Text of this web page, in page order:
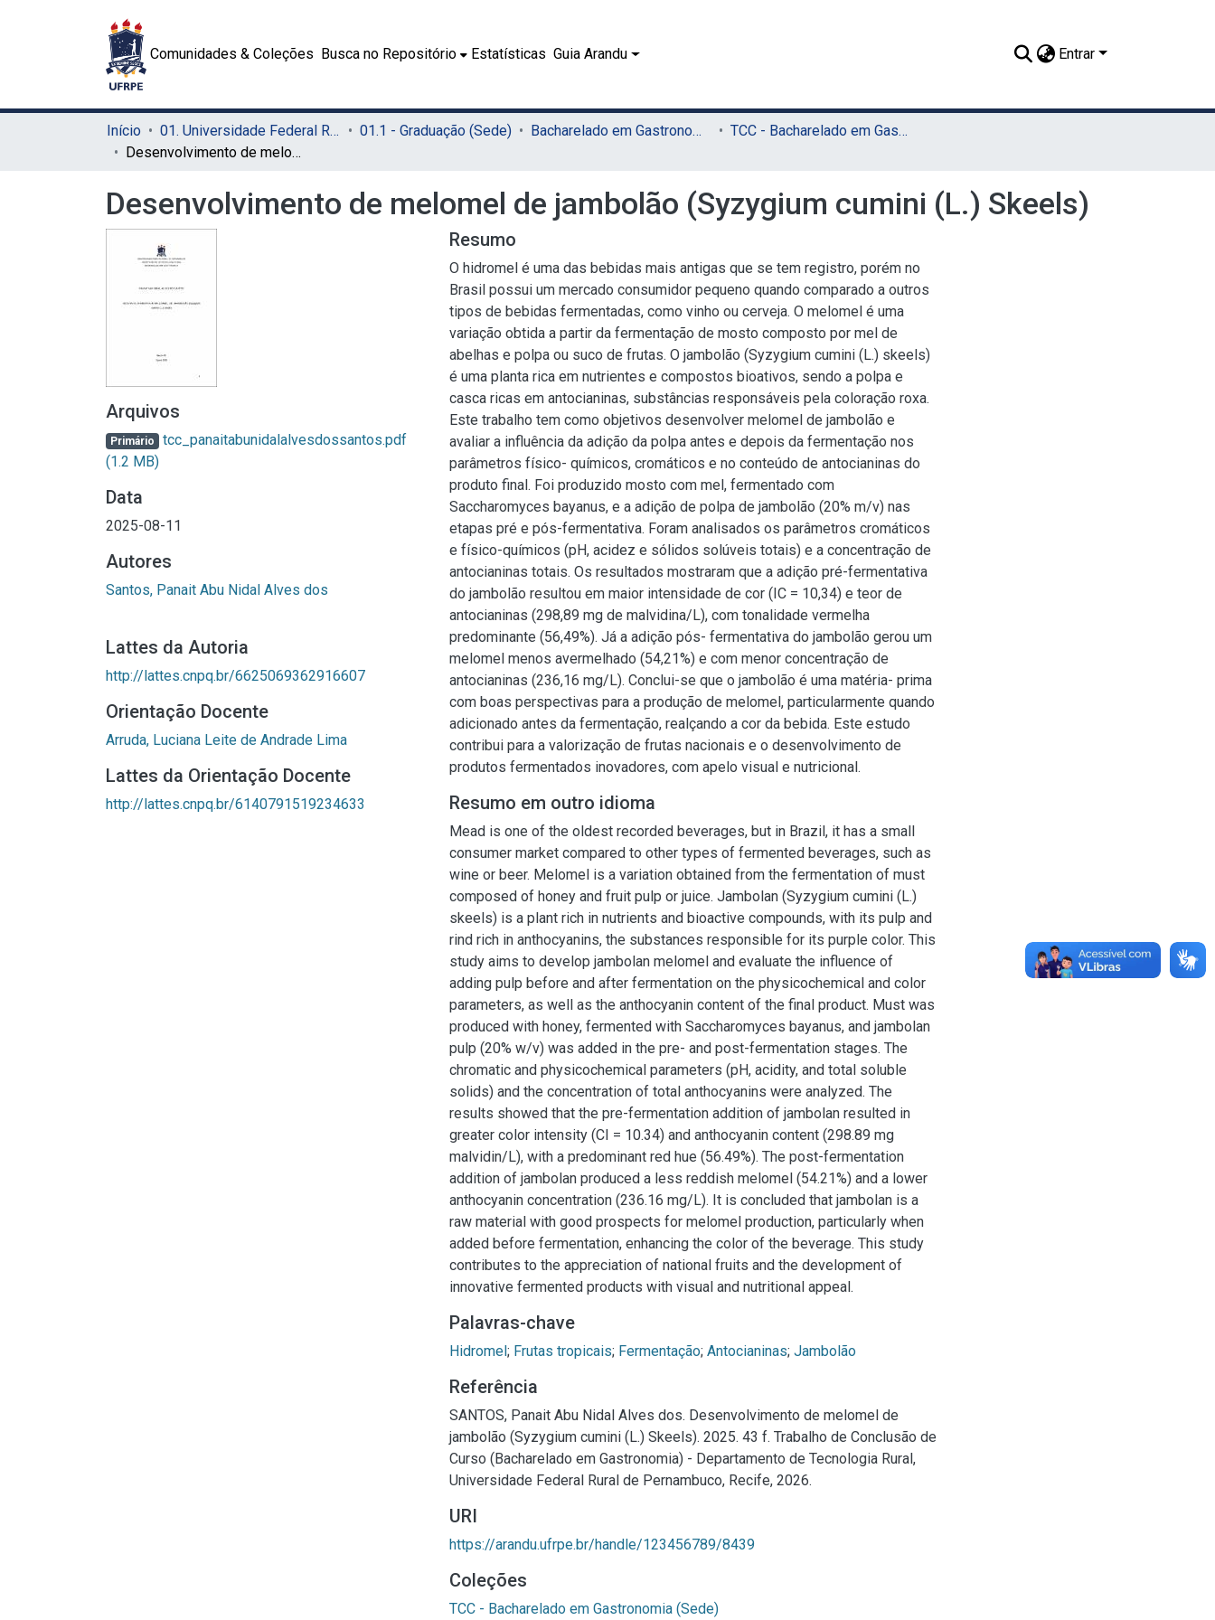
Comunidades & Coleções Busca no Repositório Estatísticas Guia Arandu Entrar
Início 01. Universidade Federal Rural de Pernambuco - UFRPE (Sede) 01.1 - Graduação (Sede) Bacharelado em Gastronomia (Sede)
TCC - Bacharelado em Gastronomia (Sede)
Desenvolvimento de melomel de jambolão (Syzygium cumini (L.) Skeels)
Desenvolvimento de melomel de jambolão (Syzygium cumini (L.) Skeels)
Arquivos
Primário tcc_panaitabunidalalvesdossantos.pdf
(1.2 MB)
Data
2025-08-11
Autores
Santos, Panait Abu Nidal Alves dos
Lattes da Autoria
http://lattes.cnpq.br/6625069362916607
Orientação Docente
Arruda, Luciana Leite de Andrade Lima
Lattes da Orientação Docente
http://lattes.cnpq.br/6140791519234633
Resumo
O hidromel é uma das bebidas mais antigas que se tem registro, porém no
Brasil possui um mercado consumidor pequeno quando comparado a outros
tipos de bebidas fermentadas, como vinho ou cerveja. O melomel é uma
variação obtida a partir da fermentação de mosto composto por mel de
abelhas e polpa ou suco de frutas. O jambolão (Syzygium cumini (L.) skeels)
é uma planta rica em nutrientes e compostos bioativos, sendo a polpa e
casca ricas em antocianinas, substâncias responsáveis pela coloração roxa.
Este trabalho tem como objetivos desenvolver melomel de jambolão e
avaliar a influência da adição da polpa antes e depois da fermentação nos
parâmetros físico- químicos, cromáticos e no conteúdo de antocianinas do
produto final. Foi produzido mosto com mel, fermentado com
Saccharomyces bayanus, e a adição de polpa de jambolão (20% m/v) nas
etapas pré e pós-fermentativa. Foram analisados os parâmetros cromáticos
e físico-químicos (pH, acidez e sólidos solúveis totais) e a concentração de
antocianinas totais. Os resultados mostraram que a adição pré-fermentativa
do jambolão resultou em maior intensidade de cor (IC = 10,34) e teor de
antocianinas (298,89 mg de malvidina/L), com tonalidade vermelha
predominante (56,49%). Já a adição pós- fermentativa do jambolão gerou um
melomel menos avermelhado (54,21%) e com menor concentração de
antocianinas (236,16 mg/L). Conclui-se que o jambolão é uma matéria- prima
com boas perspectivas para a produção de melomel, particularmente quando
adicionado antes da fermentação, realçando a cor da bebida. Este estudo
contribui para a valorização de frutas nacionais e o desenvolvimento de
produtos fermentados inovadores, com apelo visual e nutricional.
Resumo em outro idioma
Mead is one of the oldest recorded beverages, but in Brazil, it has a small
consumer market compared to other types of fermented beverages, such as
wine or beer. Melomel is a variation obtained from the fermentation of must
composed of honey and fruit pulp or juice. Jambolan (Syzygium cumini (L.)
skeels) is a plant rich in nutrients and bioactive compounds, with its pulp and
rind rich in anthocyanins, the substances responsible for its purple color. This
study aims to develop jambolan melomel and evaluate the influence of
adding pulp before and after fermentation on the physicochemical and color
parameters, as well as the anthocyanin content of the final product. Must was
produced with honey, fermented with Saccharomyces bayanus, and jambolan
pulp (20% w/v) was added in the pre- and post-fermentation stages. The
chromatic and physicochemical parameters (pH, acidity, and total soluble
solids) and the concentration of total anthocyanins were analyzed. The
results showed that the pre-fermentation addition of jambolan resulted in
greater color intensity (CI = 10.34) and anthocyanin content (298.89 mg
malvidin/L), with a predominant red hue (56.49%). The post-fermentation
addition of jambolan produced a less reddish melomel (54.21%) and a lower
anthocyanin concentration (236.16 mg/L). It is concluded that jambolan is a
raw material with good prospects for melomel production, particularly when
added before fermentation, enhancing the color of the beverage. This study
contributes to the appreciation of national fruits and the development of
innovative fermented products with visual and nutritional appeal.
Palavras-chave
Hidromel; Frutas tropicais; Fermentação; Antocianinas; Jambolão
Referência
SANTOS, Panait Abu Nidal Alves dos. Desenvolvimento de melomel de
jambolão (Syzygium cumini (L.) Skeels). 2025. 43 f. Trabalho de Conclusão de
Curso (Bacharelado em Gastronomia) - Departamento de Tecnologia Rural,
Universidade Federal Rural de Pernambuco, Recife, 2026.
URI
https://arandu.ufrpe.br/handle/123456789/8439
Coleções
TCC - Bacharelado em Gastronomia (Sede)